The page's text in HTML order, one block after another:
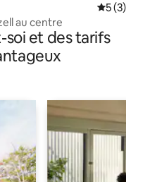
5 (3)
au centre
et des tarifs